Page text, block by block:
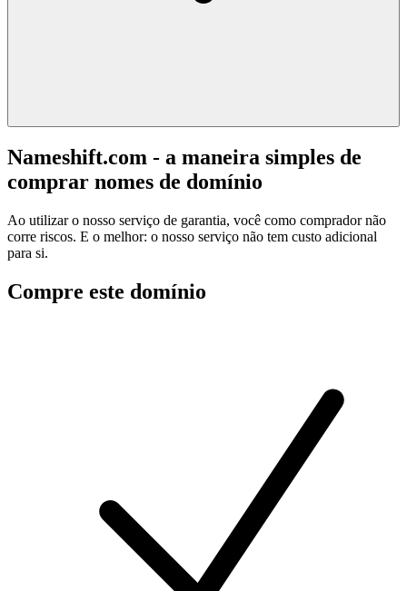
Nameshift.com - a maneira simples de
comprar nomes de domínio
Ao utilizar o nosso serviço de garantia, você como comprador não
corre riscos. E o melhor: o nosso serviço não tem custo adicional
para si.
Compre este domínio